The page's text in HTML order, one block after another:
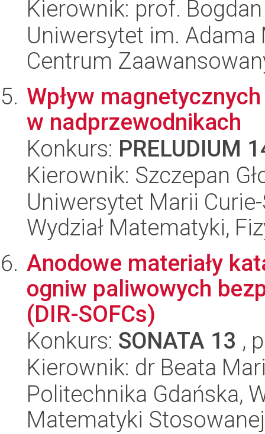
Kierownik: prof.
Uniwersytet im.
Centrum
Wpływ
w nadprzewodnikach
Konkurs: PRELUDIUM
Kierownik: Szczepan
Uniwersytet Marii
Wydział Matematyki,
Anodowe materiały
ogniw paliwowych
(DIR-SOFCs)
Konkurs: SONATA 13 ,
Kierownik: dr Beata
Politechnika Gdańska,
Matematyki Stosowanej